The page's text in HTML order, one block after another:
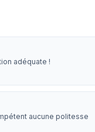
adéquate !
aucune politesse